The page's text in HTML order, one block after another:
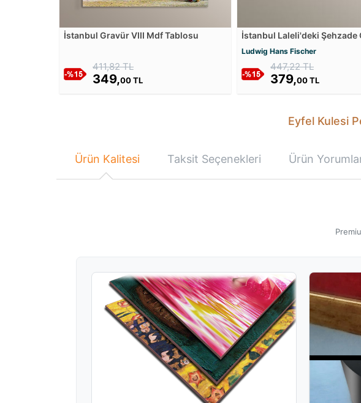
İstanbul Gravür VIII Mdf Tablosu
411,82 TL
349,00 TL
İstanbul Laleli'deki Şehzade
Tablosu
Ludwig Hans Fischer
447,22 TL
379,00 TL
Eyfel Kulesi
Ürün Kalitesi Taksit Seçenekleri Ürün